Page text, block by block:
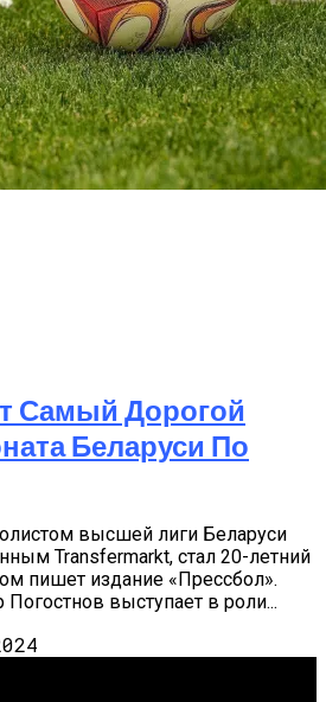
Самый Дорогой
Беларуси По
высшей лиги Беларуси
Transfermarkt, стал 20-летний
пишет издание «Прессбол».
Погостнов выступает в роли...